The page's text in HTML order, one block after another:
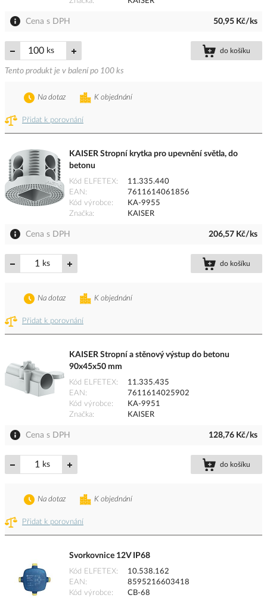
Cena s DPH 50,95 Kč/ks
ks do košíku
Tento produkt je v balení po 100 ks
Přidat k porovnání
K objednání
Na dotaz
KAISER Stropní krytka pro upevnění světla, do
betonu
Kód ELFETEX
11.335.440
EAN
7611614061856
Kód výrobce
KA-9955
Značka
KAISER
Cena s DPH 206,57 Kč/ks
ks do košíku
Přidat k porovnání
K objednání
Na dotaz
KAISER Stropní a stěnový výstup do betonu
90x45x50 mm
Kód ELFETEX
11.335.435
EAN
7611614025902
Kód výrobce
KA-9951
Značka
KAISER
Cena s DPH 128,76 Kč/ks
ks do košíku
Přidat k porovnání
K objednání
Na dotaz
Svorkovnice 12V IP68
Kód ELFETEX
10.538.162
EAN
8595216603418
Kód výrobce
CB-68